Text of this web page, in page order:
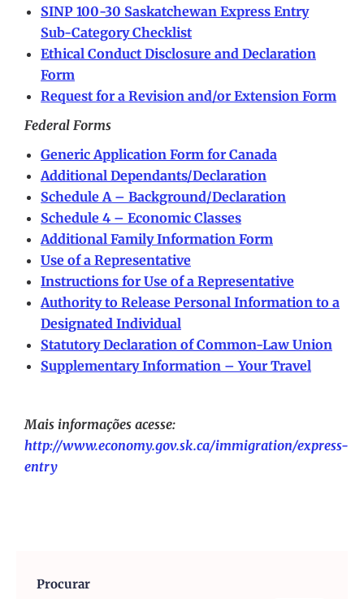
SINP 100-30 Saskatchewan Express Entry
Sub-Category Checklist
Ethical Conduct Disclosure and Declaration
Form
Request for a Revision and/or Extension Form
Federal Forms
Generic Application Form for Canada
Additional Dependants/Declaration
Schedule A – Background/Declaration
Schedule 4 – Economic Classes
Additional Family Information Form
Use of a Representative
Instructions for Use of a Representative
Authority to Release Personal Information to a
Designated Individual
Statutory Declaration of Common-Law Union
Supplementary Information – Your Travel
Mais informações acesse:
http://www.economy.gov.sk.ca/immigration/express-
entry
Procurar